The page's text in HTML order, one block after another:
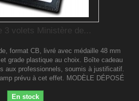
3 volets Ministère de...
format CB, livré avec médaille 48 mm
grade plastique au choix. Boîte cadeau
aux professionnels, soumis à justificatif.
prévu à cet effet. MODÈLE DÉPOSÉ
En stock